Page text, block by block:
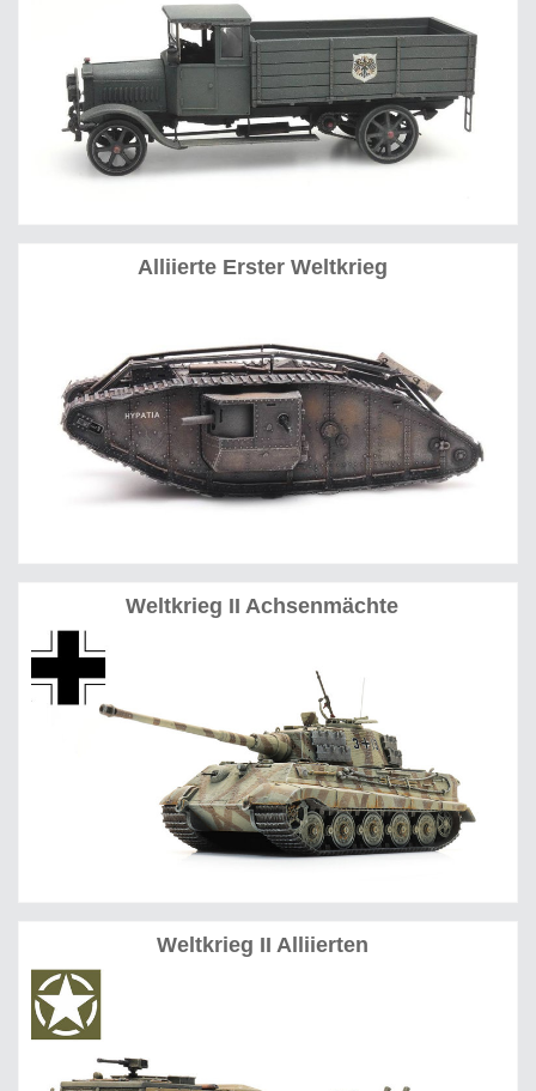
Alliierte Erster Weltkrieg
Weltkrieg II Achsenmächte
Weltkrieg II Alliierten